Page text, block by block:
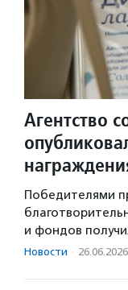
Агентство
Победителями
и фондов
Новости · 26.06.2026